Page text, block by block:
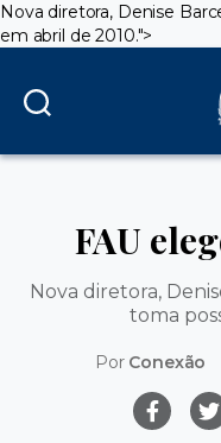
Nova diretora, Denise
em abril de 2010.">
FAU
Nova diretora,
toma
Por Conexão